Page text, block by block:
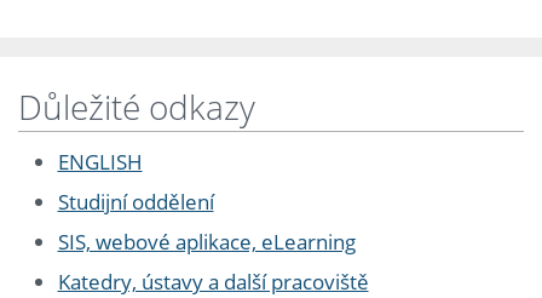
Důležité odkazy
ENGLISH
Studijní oddělení
SIS, webové aplikace, eLearning
Katedry, ústavy a další pracoviště